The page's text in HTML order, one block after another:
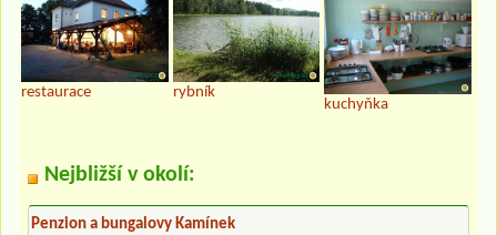
restaurace rybník
kuchyňka
Nejbližší v okolí:
Penzion a bungalovy Kamínek